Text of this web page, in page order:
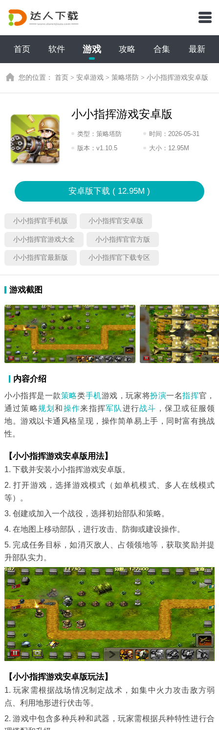
首页 软件 游戏 攻略 合集 最新
您的位置：首页 >安卓游戏 >策略塔防 >小小指挥游戏安卓版
小小指挥游戏安卓版
类型：策略塔防 时间： 2026-05-31
15:2026
版本：v1.10.5 大小： 12.95M
安卓版下载 ( 12.95M )
小小指挥官手机版 小小指挥官安卓版
小小指挥官游戏大全 小小指挥官官方版
小小指挥官最新版 小小指挥官下载专区
游戏截图
内容介绍
小小指挥是一款策略类手机游戏，玩家将扮演一名指挥官，
通过策略规划和操作来指挥军队 进行战斗 ，保卫或征服领
地。游戏以卡通风格呈现，操作简单易上手，同时富有挑战
性。
【小小指挥游戏安卓版用法】
1. 下载并安装小小指挥游戏安卓版。
2. 打开游戏，选择游戏模式（如单机模式、多人在线模式
等）。
3. 创建或加入一个战役，选择初始部队和策略。
4. 在地图上移动部队，进行攻击、防御或建设操作。
5. 完成任务目标，如消灭敌人、占领领地等，获取奖励并提
升部队实力。
【小小指挥游戏安卓版玩法】
1. 玩家需根据战场情况制定战术，如集中火力攻击敌方弱
点、利用地形进行伏击等。
2. 游戏中包含多种兵种和武器，玩家需根据兵种特性进行合